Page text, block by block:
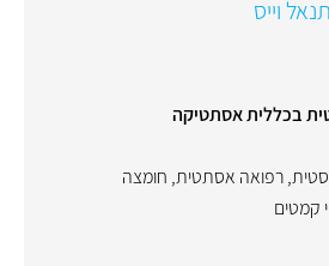
וייס
בכללית אסתטיקה
,רפואה אסתטית, חומצה
קמטים